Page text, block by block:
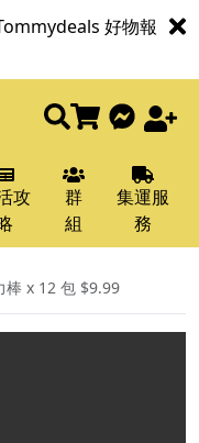
好物報
攻
群
組
集運服
務
棒 x 12 包 $9.99